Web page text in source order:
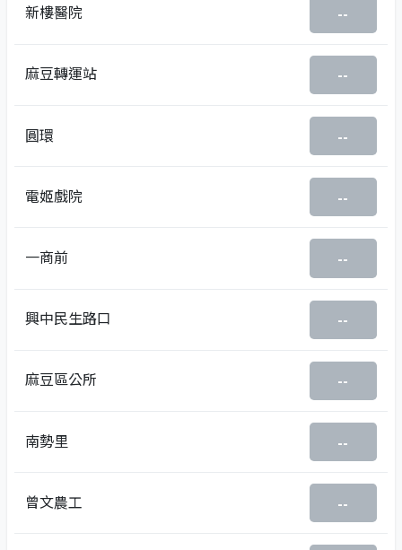
新樓醫院 --
麻豆轉運站 --
圓環 --
電姬戲院 --
一商前 --
興中民生路口 --
麻豆區公所 --
南勢里 --
曾文農工 --